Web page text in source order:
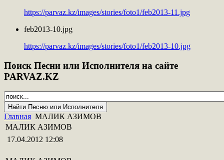
https://parvaz.kz/images/stories/foto1/feb2013-11.jpg
feb2013-10.jpg
https://parvaz.kz/images/stories/foto1/feb2013-10.jpg
Поиск Песни или Исполнителя на сайте
PARVAZ.KZ
Главная МАЛИК АЗИМОВ
МАЛИК АЗИМОВ
17.04.2012 12:08